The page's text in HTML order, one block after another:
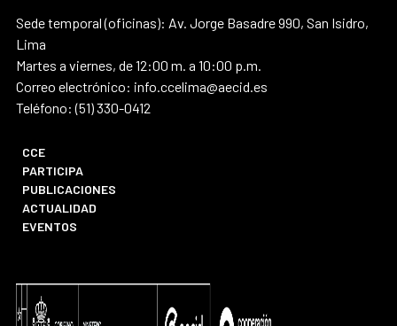
Sede temporal (oficinas): Av. Jorge Basadre 990, San Isidro,
Lima
Martes a viernes, de 12:00 m. a 10:00 p.m.
Correo electrónico: info.ccelima@aecid.es
Teléfono: (51) 330-0412
CCE
PARTICIPA
PUBLICACIONES
ACTUALIDAD
EVENTOS